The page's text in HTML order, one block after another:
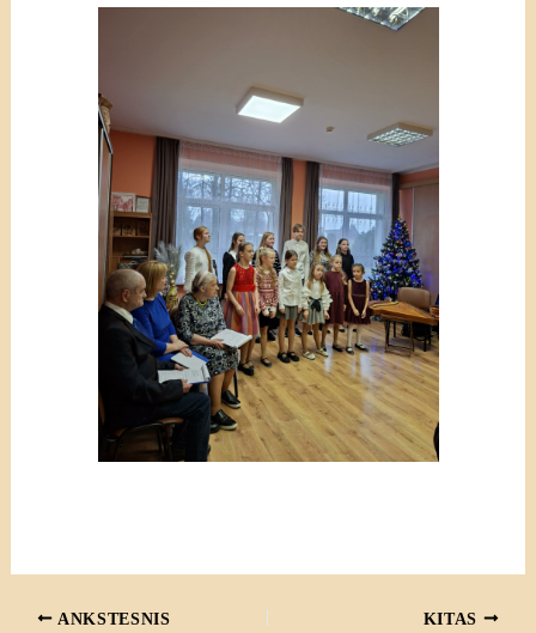
ANKSTESNIS KITAS